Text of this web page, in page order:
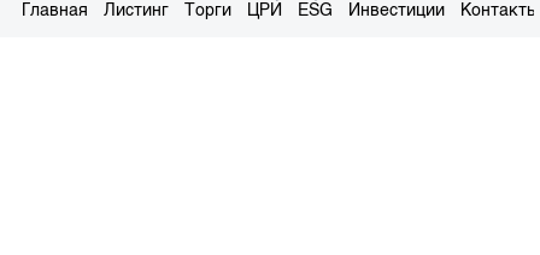
Главная Листинг Торги ЦРИ ESG Инвестиции Контакты
Центр раскрытия информации